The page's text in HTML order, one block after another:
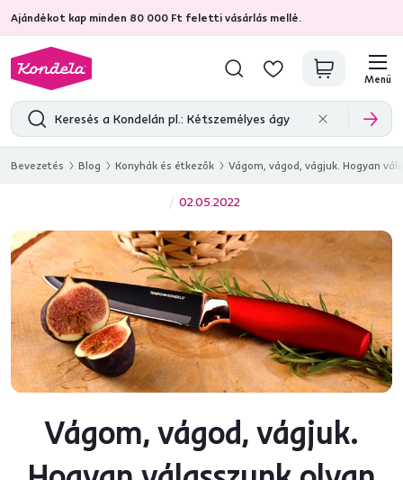
Ajándékot kap minden 80 000 Ft feletti vásárlás mellé.
4,7 31 157 ellenőrzött termékértékelések
Menü
Bevezetés Blog Konyhák és étkezők Vágom, vágod, vágjuk. Hogyan
02.05.2022
Vágom, vágod, vágjuk.